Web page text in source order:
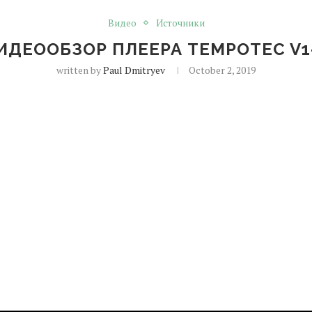
Видео Источники
ПЛЕЕРА TEMPOTEC
written byPaul Dmitryev October 2, 2019